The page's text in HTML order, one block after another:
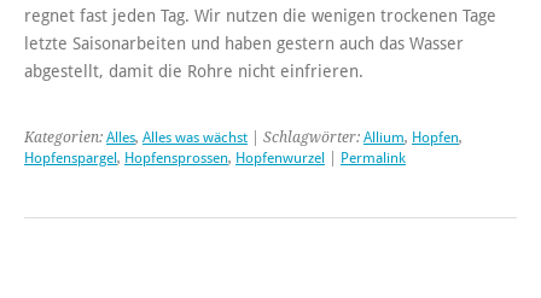
regnet fast jeden Tag. Wir nutzen die wenigen trockenen Tage
letzte Saisonarbeiten und haben gestern auch das Wasser
abgestellt, damit die Rohre nicht einfrieren.
Kategorien: Alles, Alles was wächst | Schlagwörter: Allium, Hopfen,
Hopfenspargel , Hopfensprossen, Hopfenwurzel Permalink